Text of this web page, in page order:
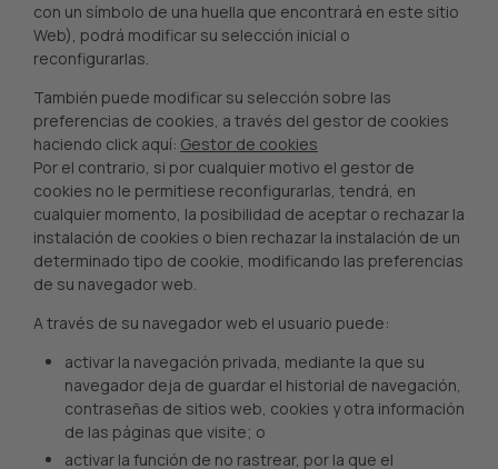
con un símbolo de una huella que encontrará en este sitio
Web), podrá modificar su selección inicial o
reconfigurarlas.
También puede modificar su selección sobre las
preferencias de cookies, a través del gestor de cookies
haciendo click aquí: Gestor de cookies
Por el contrario, si por cualquier motivo el gestor de
cookies no le permitiese reconfigurarlas, tendrá, en
cualquier momento, la posibilidad de aceptar o rechazar la
instalación de cookies o bien rechazar la instalación de un
determinado tipo de cookie, modificando las preferencias
de su navegador web.
A través de su navegador web el usuario puede:
activar la navegación privada, mediante la que su
navegador deja de guardar el historial de navegación,
contraseñas de sitios web, cookies y otra información
de las páginas que visite; o
activar la función de no rastrear, por la que el